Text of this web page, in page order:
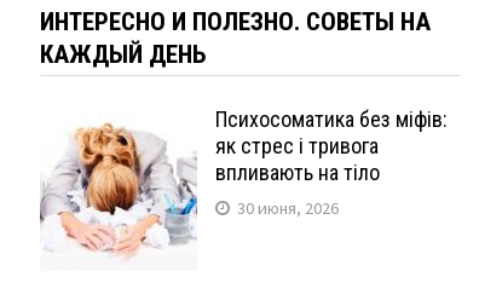
ИНТЕРЕСНО И ПОЛЕЗНО. СОВЕТЫ НА
КАЖДЫЙ ДЕНЬ
Психосоматика без міфів:
як стрес і тривога
впливають на тіло
30 июня, 2026